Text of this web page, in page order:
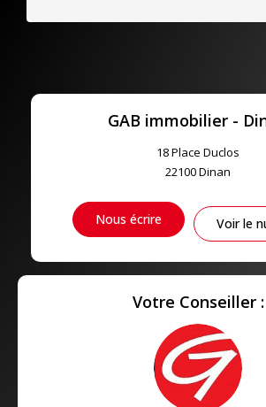
GAB immobilier -
18 Place Duclos
22100Dinan
Nous écrire Voir le
Votre Conseiller :